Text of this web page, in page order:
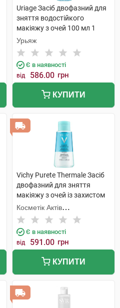
Uriage Засіб двофазний для
зняття водостійкого
макіяжу з очей 100 мл 1
флакон
Урьяж
Є в наявності
від 586.00 грн
КУПИТИ
Vichy Purete Thermale Засіб
двофазний для зняття
макіяжу з очей із захистом
від випадіння вій 100 мл 1
флакон
Косметік Актів
Інтернаціональ
Є в наявності
від 591.00 грн
КУПИТИ